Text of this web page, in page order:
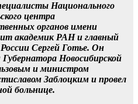
Национального
центра
органов имени
академик РАН и главный
Сергей Готье. Он
Новосибирской
и министром
Заблоцким и провел
больнице.